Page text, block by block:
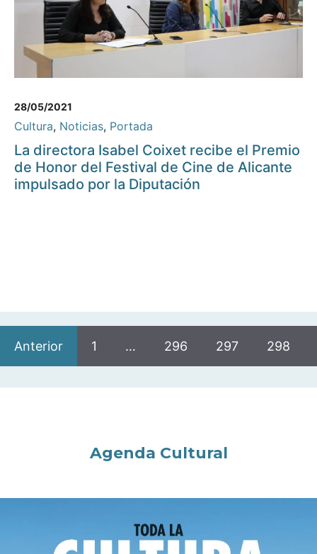
28/05/2021
Cultura, Noticias, Portada
La directora Isabel Coixet recibe el Premio
de Honor del Festival de Cine de Alicante
impulsado por la Diputación
Anterior 1 … 296 297 298
Agenda Cultural